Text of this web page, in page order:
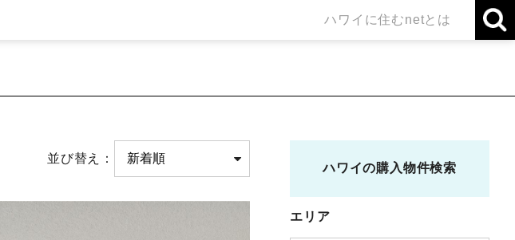
ハワイに住むnetとは
並び替え：
ハワイの購入物件検索
エリア